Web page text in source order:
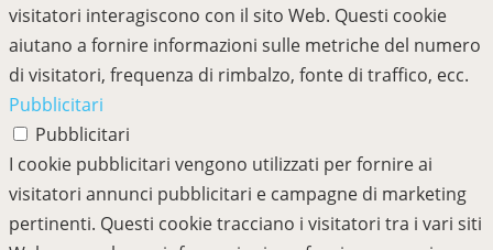
visitatori interagiscono con il sito Web. Questi cookie
aiutano a fornire informazioni sulle metriche del numero
di visitatori, frequenza di rimbalzo, fonte di traffico, ecc.
Pubblicitari
Pubblicitari
I cookie pubblicitari vengono utilizzati per fornire ai
visitatori annunci pubblicitari e campagne di marketing
pertinenti. Questi cookie tracciano i visitatori tra i vari siti